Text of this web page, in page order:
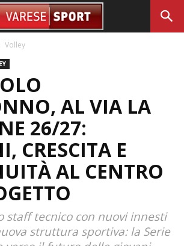
Volley
AL VIA LA
26/27:
CRESCITA E
AL CENTRO
staff tecnico con nuovi innesti
struttura sportiva: la Serie